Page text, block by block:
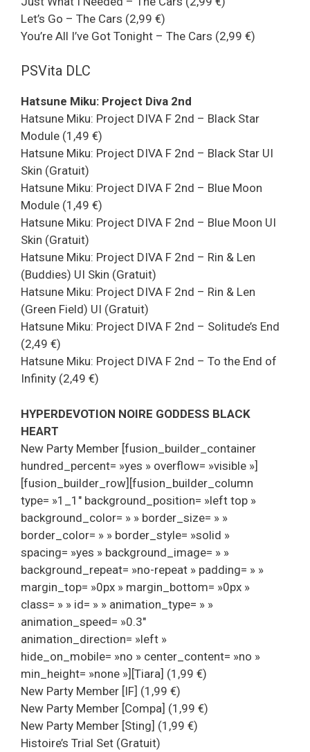
Let’s Go – The Cars (2,99 €)
You’re All I’ve Got Tonight – The Cars (2,99 €)
PSVita DLC
Hatsune Miku: Project Diva 2nd
Hatsune Miku: Project DIVA F 2nd – Black Star
Module (1,49 €)
Hatsune Miku: Project DIVA F 2nd – Black Star UI
Skin (Gratuit)
Hatsune Miku: Project DIVA F 2nd – Blue Moon
Module (1,49 €)
Hatsune Miku: Project DIVA F 2nd – Blue Moon UI
Skin (Gratuit)
Hatsune Miku: Project DIVA F 2nd – Rin & Len
(Buddies) UI Skin (Gratuit)
Hatsune Miku: Project DIVA F 2nd – Rin & Len
(Green Field) UI (Gratuit)
Hatsune Miku: Project DIVA F 2nd – Solitude’s End
(2,49 €)
Hatsune Miku: Project DIVA F 2nd – To the End of
Infinity (2,49 €)
HYPERDEVOTION NOIRE GODDESS BLACK
HEART
New Party Member [fusion_builder_container
hundred_percent= »yes » overflow= »visible »]
[fusion_builder_row][fusion_builder_column
type= »1_1″ background_position= »left top »
background_color= » » border_size= » »
border_color= » » border_style= »solid »
spacing= »yes » background_image= » »
background_repeat= »no-repeat » padding= » »
margin_top= »0px » margin_bottom= »0px »
class= » » id= » » animation_type= » »
animation_speed= »0.3″
animation_direction= »left »
hide_on_mobile= »no » center_content= »no »
min_height= »none »][Tiara] (1,99 €)
New Party Member [IF] (1,99 €)
New Party Member [Compa] (1,99 €)
New Party Member [Sting] (1,99 €)
Histoire’s Trial Set (Gratuit)